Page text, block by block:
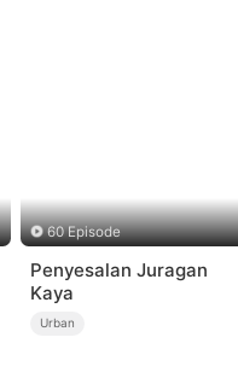
60 Episode
Penyesalan Juragan
Kaya
Urban